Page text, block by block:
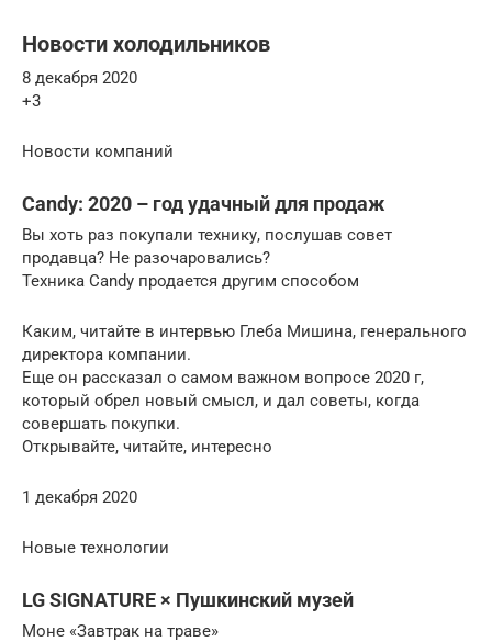
Новости холодильников
8 декабря 2020
+3
Новости компаний
Candy: 2020 – год удачный для продаж
Вы хоть раз покупали технику, послушав совет
продавца? Не разочаровались?
Техника Candy продается другим способом
Каким, читайте в интервью Глеба Мишина, генерального
директора компании.
Еще он рассказал о самом важном вопросе 2020 г,
который обрел новый смысл, и дал советы, когда
совершать покупки.
Открывайте, читайте, интересно
1 декабря 2020
Новые технологии
LG SIGNATURE × Пушкинский музей
Моне «Завтрак на траве»